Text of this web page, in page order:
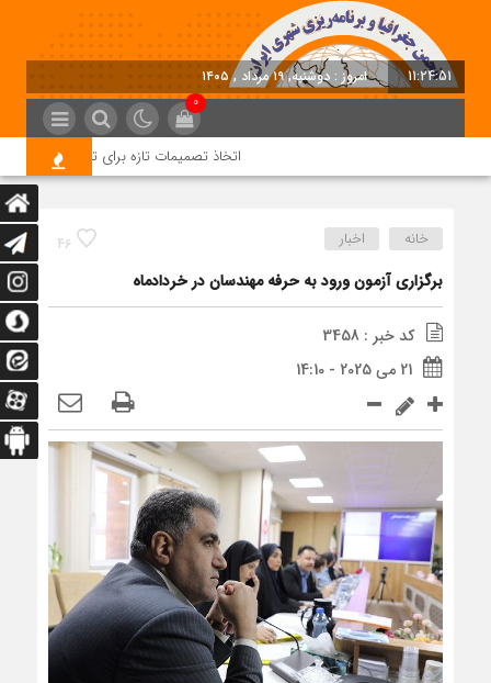
11:24:51 امروز : دوشنبه, ۱۹ مرداد , ۱۴۰۵
0
اتخاذ تصمیمات تازه برای تسریع در روند
46 خانه اخبار
برگزاری آزمون ورود به حرفه مهندسان در خردادماه
کد خبر : 3458
21 می 2025 - 14:10